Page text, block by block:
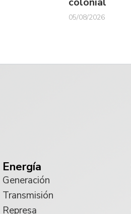
05/08/2026
Energía
Generación
Transmisión
Represa